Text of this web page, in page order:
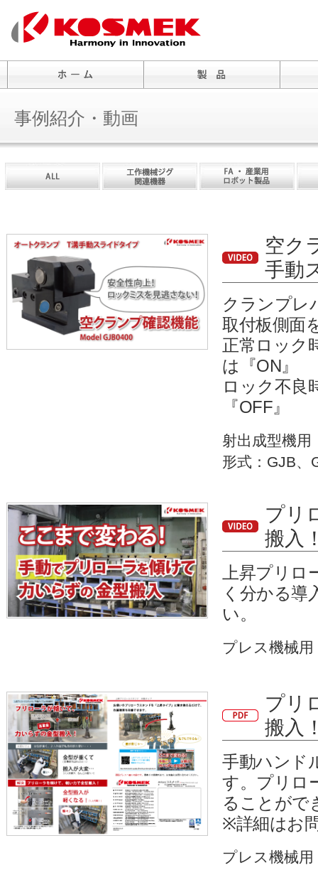
事例紹介・動画
空ク
手動
クランプレ
取付板側面
正常ロック
は『ON』
ロック不良
『OFF』
射出成型機用
形式：GJB、
プリ
搬入
上昇プリ
く分かる導
い。
プレス機械用
プリ
搬入
手動ハンド
す。プリロ
ることがで
※詳細はお
プレス機械用